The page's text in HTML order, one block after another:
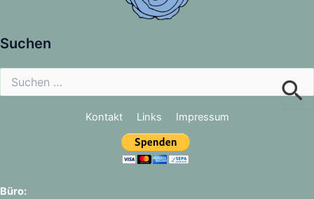
Suchen
nach:
Kontakt Links Impressum
Büro: